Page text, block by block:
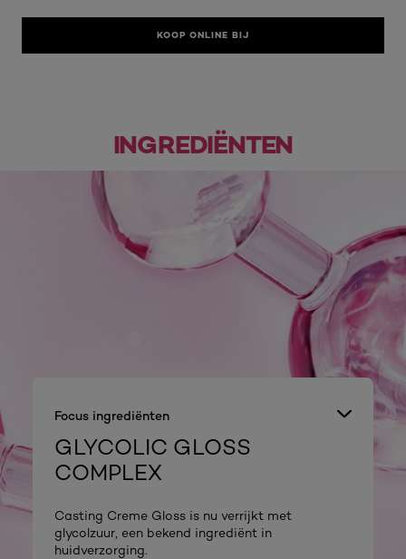
KOOP ONLINE BIJ
INGREDIËNTEN
Focus ingrediënten
GLYCOLIC GLOSS
COMPLEX
Casting Creme Gloss is nu verrijkt met
glycolzuur, een bekend ingrediënt in
huidverzorging.